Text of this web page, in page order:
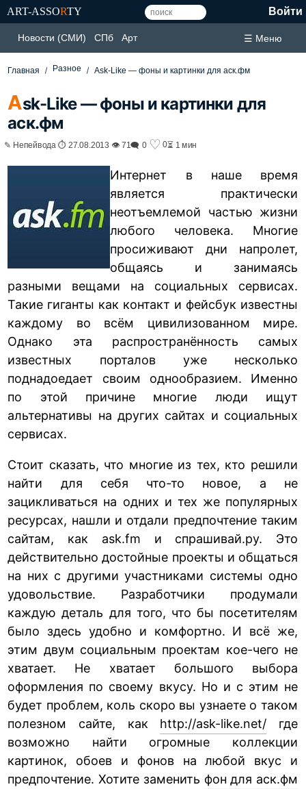
ART-ASSORTY Войти
Новости (СМИ) СПб Арт ☰ Меню
Главная Разное Ask-Like — фоны и картинки для аск.фм
Ask-Like — фоны и картинки для
аск.фм
✎ Непейвода ⏱ 27.08.2013 👁 71🗨 0 ♡ 0⏳ 1 мин
Интернет в наше время
является практически
неотъемлемой частью жизни
любого человека. Многие
просиживают дни напролет,
общаясь и занимаясь
разными вещами на социальных сервисах.
Такие гиганты как контакт и фейсбук известны
каждому во всём цивилизованном мире.
Однако эта распространённость самых
известных порталов уже несколько
поднадоедает своим однообразием. Именно
по этой причине многие люди ищут
альтернативы на других сайтах и социальных
сервисах.
Стоит сказать, что многие из тех, кто решили
найти для себя что-то новое, а не
зацикливаться на одних и тех же популярных
ресурсах, нашли и отдали предпочтение таким
сайтам, как ask.fm и спрашивай.ру. Это
действительно достойные проекты и общаться
на них с другими участниками системы одно
удовольствие. Разработчики продумали
каждую деталь для того, что бы посетителям
было здесь удобно и комфортно. И всё же,
этим двум социальным проектам кое-чего не
хватает. Не хватает большого выбора
оформления по своему вкусу. Но и с этим не
будет проблем, коль скоро вы узнаете о таком
полезном сайте, как http://ask-like.net/ где
возможно найти огромные коллекции
картинок, обоев и фонов на любой вкус и
предпочтение. Хотите заменить фон для аск.фм